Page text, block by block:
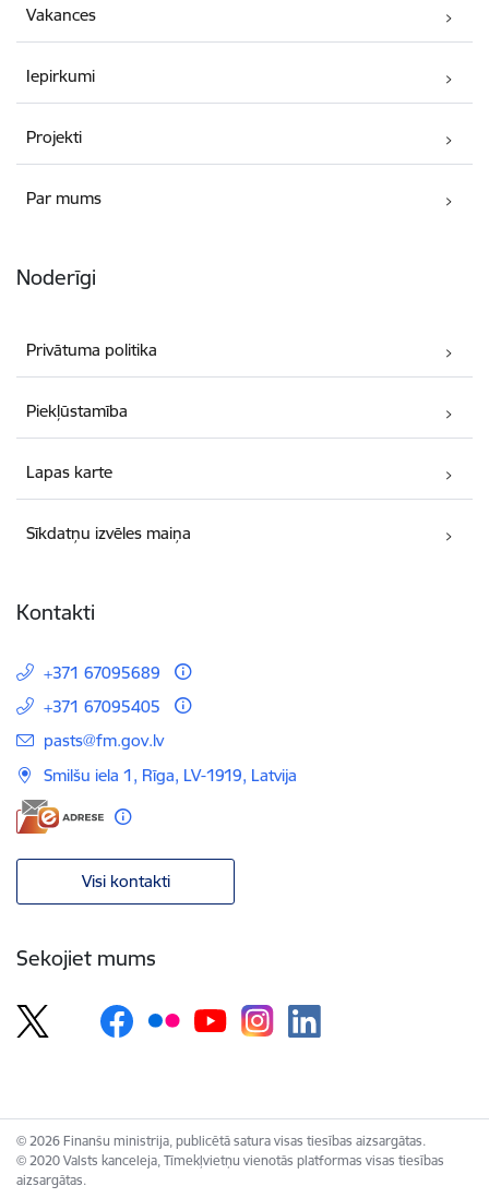
Vakances
Iepirkumi
Projekti
Par mums
Noderīgi
Privātuma politika
Piekļūstamība
Lapas karte
Sīkdatņu izvēles maiņa
Kontakti
+371 67095689
+371 67095405
E-pasts:
pasts@fm.gov.lv
Smilšu iela 1, Rīga, LV-1919, Latvija
Visi kontakti
Sekojiet mums
© 2026 Finanšu ministrija, publicētā satura visas tiesības aizsargātas.
© 2020 Valsts kanceleja, Tīmekļvietņu vienotās platformas visas tiesības
aizsargātas.